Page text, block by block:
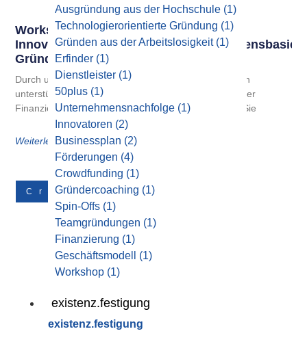
Ausgründung aus der Hochschule (1)
Technologierorientierte Gründung (1)
Gründen aus der Arbeitslosigkeit (1)
Erfinder (1)
Dienstleister (1)
50plus (1)
Unternehmensnachfolge (1)
Innovatoren (2)
Businessplan (2)
Förderungen (4)
Crowdfunding (1)
Gründercoaching (1)
Spin-Offs (1)
Teamgründungen (1)
Finanzierung (1)
Geschäftsmodell (1)
Workshop (1)
existenz.festigung
existenz.festigung
Workshop Für
Innovative/technologieorientierte/
Gründungen
Durch unsere Kooperation mit spezialisierten Partnern
unterstützen wir Gründer und Jungunternehmer bei der
Finanzierung durch Förderkredite. Ab sofort können Sie
Weiterlesen
Crowdfunding